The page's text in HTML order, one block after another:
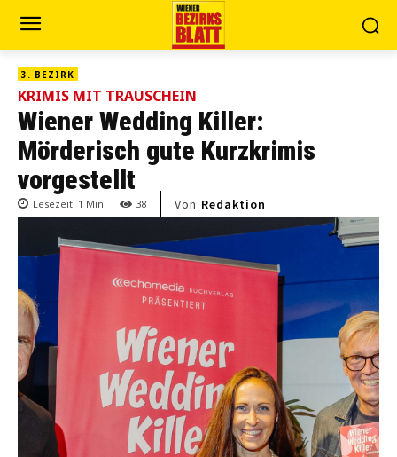
3. BEZIRK
KRIMIS MIT TRAUSCHEIN
Wiener Wedding Killer:
Mörderisch gute Kurzkrimis
vorgestellt
Lesezeit: 1 Min. 38 Von Redaktion